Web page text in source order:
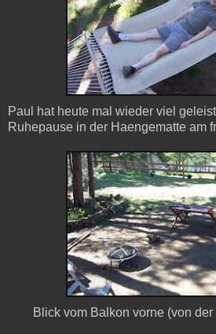
Paul hat heute mal wieder viel
Ruhepause in der Haengematte am
Blick vom Balkon vorne (von